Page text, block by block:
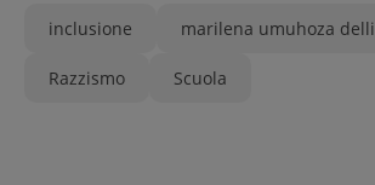
inclusione marilena umuhoza delli
Razzismo Scuola